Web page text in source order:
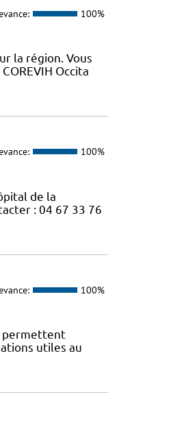
100%
la région. Vous
Occita
100%
de la
: 04 67 33 76
100%
permettent
utiles au